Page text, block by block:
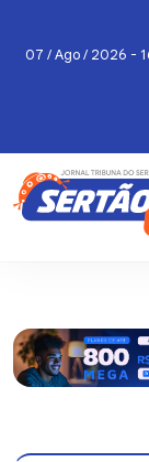
07 / Ago / 2026 -